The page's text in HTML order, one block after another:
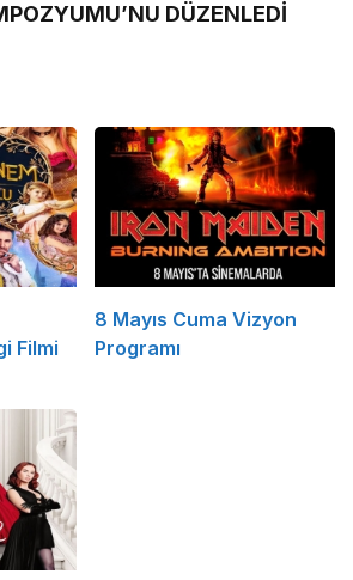
DÜZENLEDİ
Filmi
8 Mayıs Cuma Vizyon
Programı